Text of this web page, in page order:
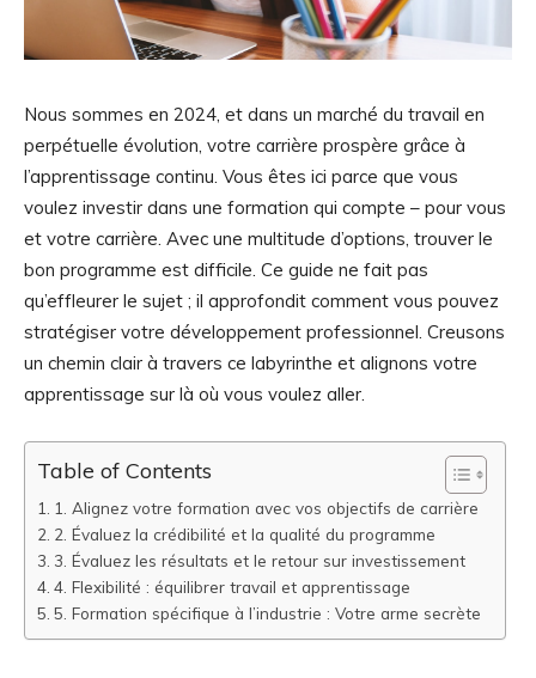
Nous sommes en 2024, et dans un marché du travail en
perpétuelle évolution, votre carrière prospère grâce à
l’apprentissage continu. Vous êtes ici parce que vous
voulez investir dans une formation qui compte – pour vous
et votre carrière. Avec une multitude d’options, trouver le
bon programme est difficile. Ce guide ne fait pas
qu’effleurer le sujet ; il approfondit comment vous pouvez
stratégiser votre développement professionnel. Creusons
un chemin clair à travers ce labyrinthe et alignons votre
apprentissage sur là où vous voulez aller.
Table of Contents
1. Alignez votre formation avec vos objectifs de carrière
2. Évaluez la crédibilité et la qualité du programme
3. Évaluez les résultats et le retour sur investissement
4. Flexibilité : équilibrer travail et apprentissage
5. Formation spécifique à l’industrie : Votre arme secrète